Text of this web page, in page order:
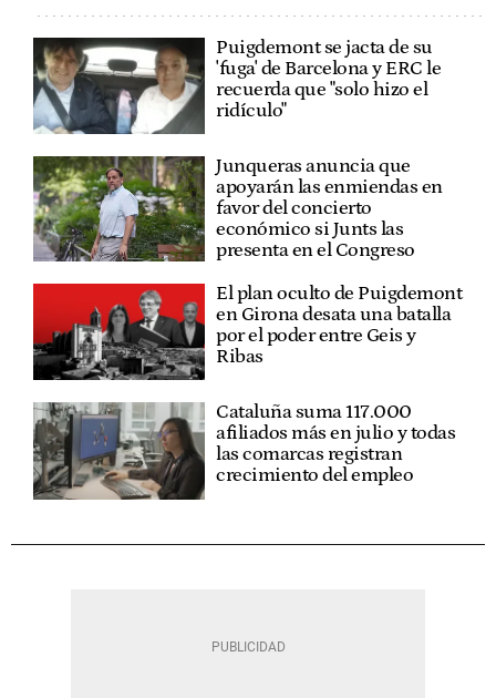
Puigdemont se jacta de su
'fuga' de Barcelona y ERC le
recuerda que "solo hizo el
ridículo"
Junqueras anuncia que
apoyarán las enmiendas en
favor del concierto
económico si Junts las
presenta en el Congreso
El plan oculto de Puigdemont
en Girona desata una batalla
por el poder entre Geis y
Ribas
Cataluña suma 117.000
afiliados más en julio y todas
las comarcas registran
crecimiento del empleo